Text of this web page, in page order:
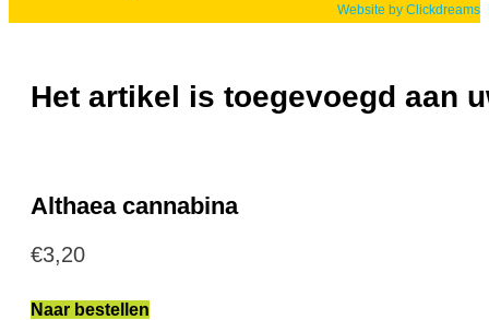
Website by Clickdreams
Het artikel is toegevoegd aan
Althaea cannabina
€3,20
Naar bestellen